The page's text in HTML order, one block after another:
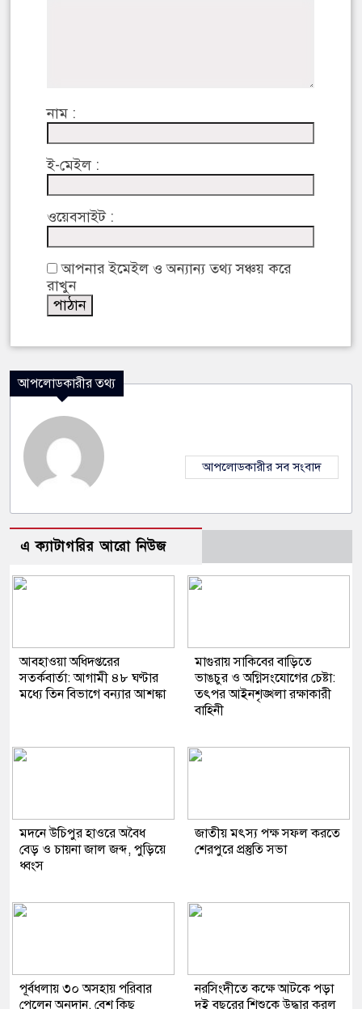
নাম :
ই-মেইল :
ওয়েবসাইট :
আপনার ইমেইল ও অন্যান্য তথ্য সঞ্চয় করে
রাখুন
আপলোডকারীর তথ্য
আপলোডকারীর সব সংবাদ
এ ক্যাটাগরির আরো নিউজ
আবহাওয়া অধিদপ্তরের
সতর্কবার্তা: আগামী ৪৮ ঘণ্টার
মধ্যে তিন বিভাগে বন্যার আশঙ্কা
মাগুরায় সাকিবের বাড়িতে
ভাঙচুর ও অগ্নিসংযোগের চেষ্টা:
তৎপর আইনশৃঙ্খলা রক্ষাকারী
বাহিনী
মদনে উচিপুর হাওরে অবৈধ
বেড় ও চায়না জাল জব্দ, পুড়িয়ে
ধ্বংস
জাতীয় মৎস্য পক্ষ সফল করতে
শেরপুরে প্রস্তুতি সভা
পূর্বধলায় ৩০ অসহায় পরিবার
পেলেন অনুদান, বেশ কিছু
নরসিংদীতে কক্ষে আটকে পড়া
দুই বছরের শিশুকে উদ্ধার করল